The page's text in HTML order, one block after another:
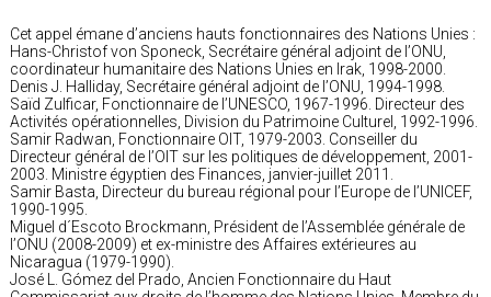
Cet appel émane d’anciens hauts fonctionnaires des Nations Unies :
Hans-Christof von Sponeck, Secrétaire général adjoint de l’ONU,
coordinateur humanitaire des Nations Unies en Irak, 1998-2000.
Denis J. Halliday, Secrétaire général adjoint de l’ONU, 1994-1998.
Saïd Zulficar, Fonctionnaire de l’UNESCO, 1967-1996. Directeur des
Activités opérationnelles, Division du Patrimoine Culturel, 1992-1996.
Samir Radwan, Fonctionnaire OIT, 1979-2003. Conseiller du
Directeur général de l’OIT sur les politiques de développement, 2001-
2003. Ministre égyptien des Finances, janvier-juillet 2011.
Samir Basta, Directeur du bureau régional pour l’Europe de l’UNICEF,
1990-1995.
Miguel d´Escoto Brockmann, Président de l’Assemblée générale de
l’ONU (2008-2009) et ex-ministre des Affaires extérieures au
Nicaragua (1979-1990).
José L. Gómez del Prado, Ancien Fonctionnaire du Haut